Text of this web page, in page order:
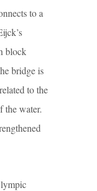
to a
block
bridge is
to the
the water.